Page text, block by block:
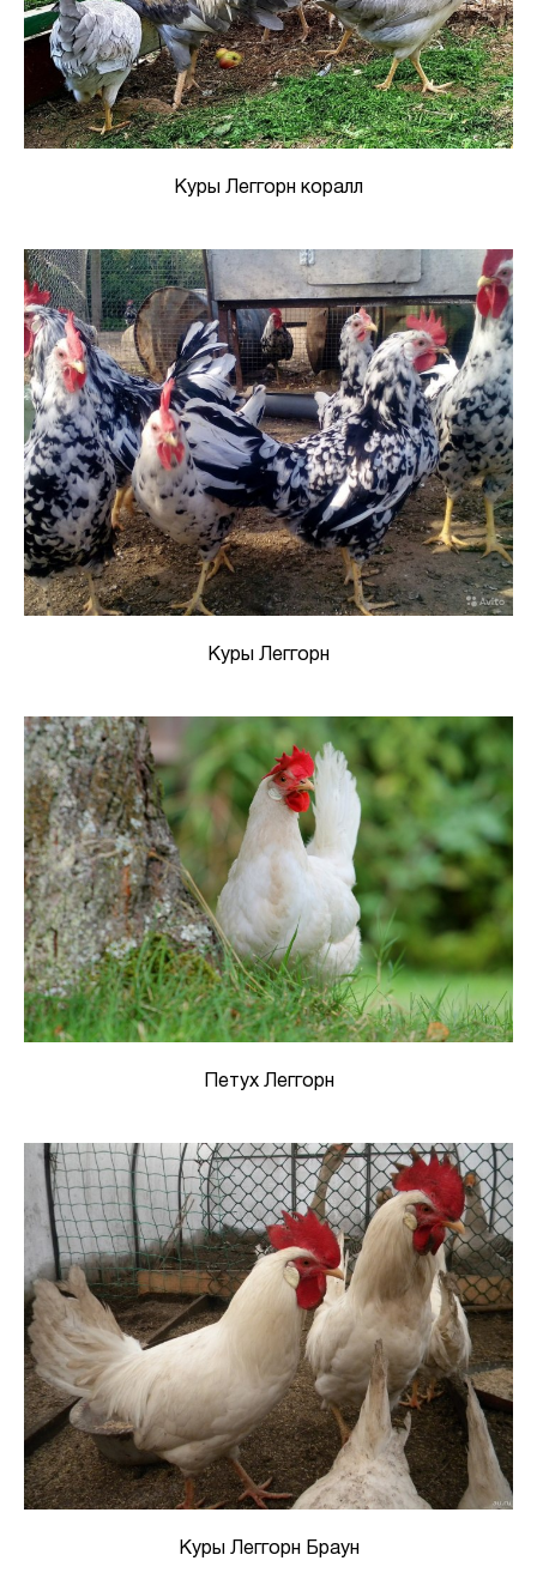
Куры Леггорн коралл
Куры Леггорн
Петух Леггорн
Куры Леггорн Браун